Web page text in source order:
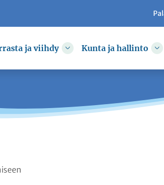
alasvetovalikkoa
ja viihdy
Vaihda alasvetovalikkoa
Kunta ja hallinto